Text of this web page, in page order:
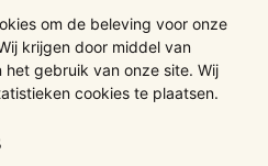
om de beleving voor onze
krijgen door middel van
gebruik van onze site. Wij
cookies te plaatsen.